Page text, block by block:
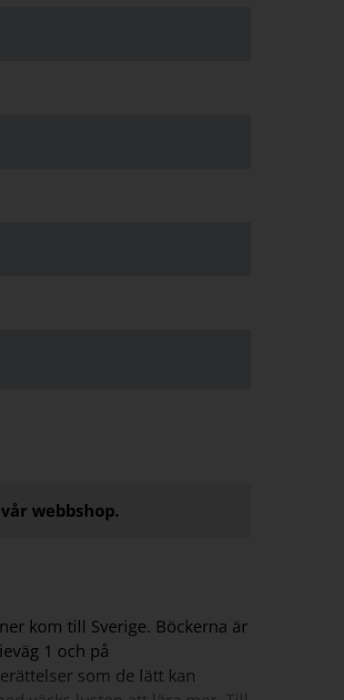
webbshop.
kom till Sverige. Böckerna är
1 och på
som de lätt kan